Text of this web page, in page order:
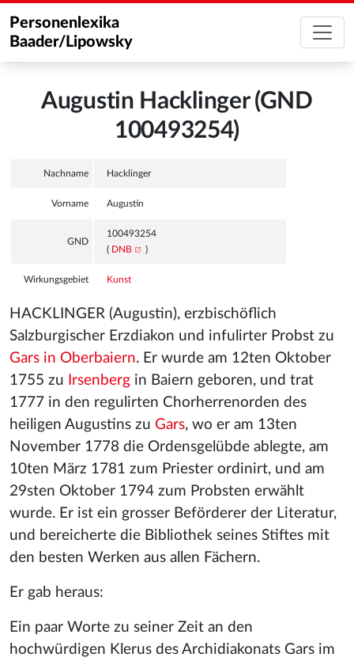
Personenlexika
Baader/Lipowsky
Augustin Hacklinger (GND
100493254)
Nachname Hacklinger
Vorname Augustin
GND
100493254
( DNB )
Wirkungsgebiet Kunst
HACKLINGER (Augustin), erzbischöflich
Salzburgischer Erzdiakon und infulirter Probst zu
Gars in Oberbaiern. Er wurde am 12ten Oktober
1755 zu
Irsenberg in Baiern geboren, und trat
1777 in den regulirten Chorherrenorden des
heiligen Augustins zu Gars, wo er am 13ten
November 1778 die Ordensgelübde ablegte, am
10ten März 1781 zum Priester ordinirt, und am
29sten Oktober 1794 zum Probsten erwählt
wurde. Er ist ein grosser Beförderer der Literatur,
und bereicherte die Bibliothek seines Stiftes mit
den besten Werken aus allen Fächern.
Er gab heraus:
Ein paar Worte zu seiner Zeit an den
hochwürdigen Klerus des Archidiakonats Gars im